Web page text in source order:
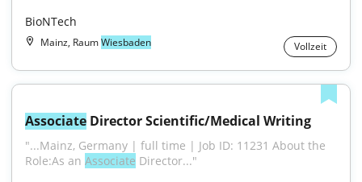
BioNTech
Mainz, RaumWiesbaden Vollzeit
Associate Director Scientific/Medical Writing
"...Mainz, Germany | full time | Job ID: 11231 About the
Role:As an Associate Director..."